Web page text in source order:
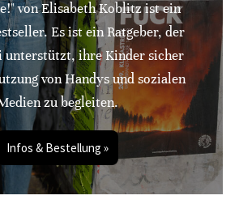
von Elisabeth Koblitz ist ein
Es ist ein Ratgeber, der
unterstützt, ihre Kinder sicher
von Handys und sozialen
zu begleiten.
Infos & Bestellung »